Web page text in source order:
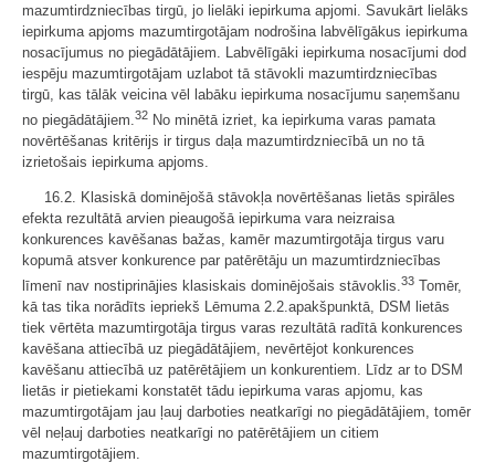
mazumtirdzniecības tirgū, jo lielāki iepirkuma apjomi. Savukārt lielāks
iepirkuma apjoms mazumtirgotājam nodrošina labvēlīgākus iepirkuma
nosacījumus no piegādātājiem. Labvēlīgāki iepirkuma nosacījumi dod
iespēju mazumtirgotājam uzlabot tā stāvokli mazumtirdzniecības
tirgū, kas tālāk veicina vēl labāku iepirkuma nosacījumu saņemšanu
no piegādātājiem. 32 No minētā izriet, ka iepirkuma varas pamata
novērtēšanas kritērijs ir tirgus daļa mazumtirdzniecībā un no tā
izrietošais iepirkuma apjoms.
16.2. Klasiskā dominējošā stāvokļa novērtēšanas lietās spirāles
efekta rezultātā arvien pieaugošā iepirkuma vara neizraisa
konkurences kavēšanas bažas, kamēr mazumtirgotāja tirgus varu
kopumā atsver konkurence par patērētāju un mazumtirdzniecības
līmenī nav nostiprinājies klasiskais dominējošais stāvoklis.33 Tomēr,
kā tas tika norādīts iepriekš Lēmuma 2.2.apakšpunktā, DSM lietās
tiek vērtēta mazumtirgotāja tirgus varas rezultātā radītā konkurences
kavēšana attiecībā uz piegādātājiem, nevērtējot konkurences
kavēšanu attiecībā uz patērētājiem un konkurentiem. Līdz ar to DSM
lietās ir pietiekami konstatēt tādu iepirkuma varas apjomu, kas
mazumtirgotājam jau ļauj darboties neatkarīgi no piegādātājiem, tomēr
vēl neļauj darboties neatkarīgi no patērētājiem un citiem
mazumtirgotājiem.